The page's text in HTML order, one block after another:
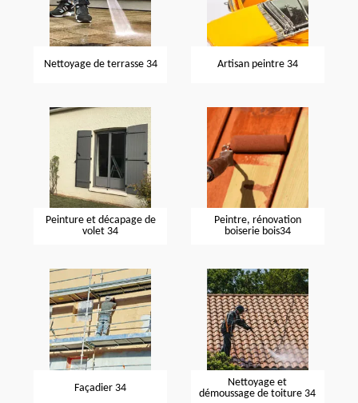
Nettoyage de terrasse 34 Artisan peintre 34
Peinture et décapage de
volet 34
Peintre, rénovation
boiserie bois34
Façadier 34
Nettoyage et
démoussage de toiture 34